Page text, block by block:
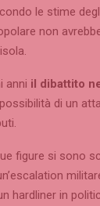
le stime
non
anni il dibattito
di un
figure si sono
hardliner in